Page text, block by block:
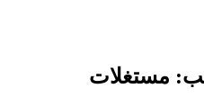
مستغلات